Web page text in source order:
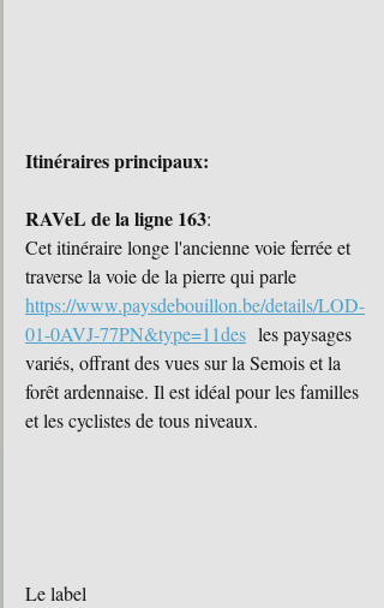
Itinéraires principaux:
RAVeL de la ligne 163:
Cet itinéraire longe l'ancienne voie ferrée et
traverse la voie de la pierre qui parle
https://www.paysdebouillon.be/details/LOD-
01-0AVJ-77PN&type=11des les paysages
variés, offrant des vues sur la Semois et la
forêt ardennaise. Il est idéal pour les familles
et les cyclistes de tous niveaux.
Le label